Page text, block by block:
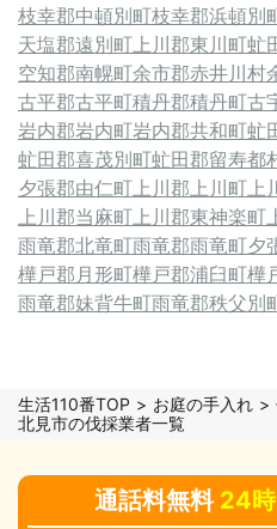
枝幸郡中頓別町枝幸郡浜頓別
天塩郡遠別町 上川郡東川町虻
空知郡南幌町余市郡赤井川村
古平郡古平町積丹郡積丹町古
岩内郡岩内町岩内郡共和町虻
虻田郡喜茂別町虻田郡留寿都
夕張郡由仁町 上川郡上川町
上川郡当麻町 上川郡東神楽町
雨竜郡北竜町雨竜郡雨竜町夕
樺戸郡月形町樺戸郡浦臼町樺
雨竜郡妹背牛町雨竜郡秩父別
生活110番TOP お庭の手入れ
北見市の伐採業者一覧
通話料無料 24